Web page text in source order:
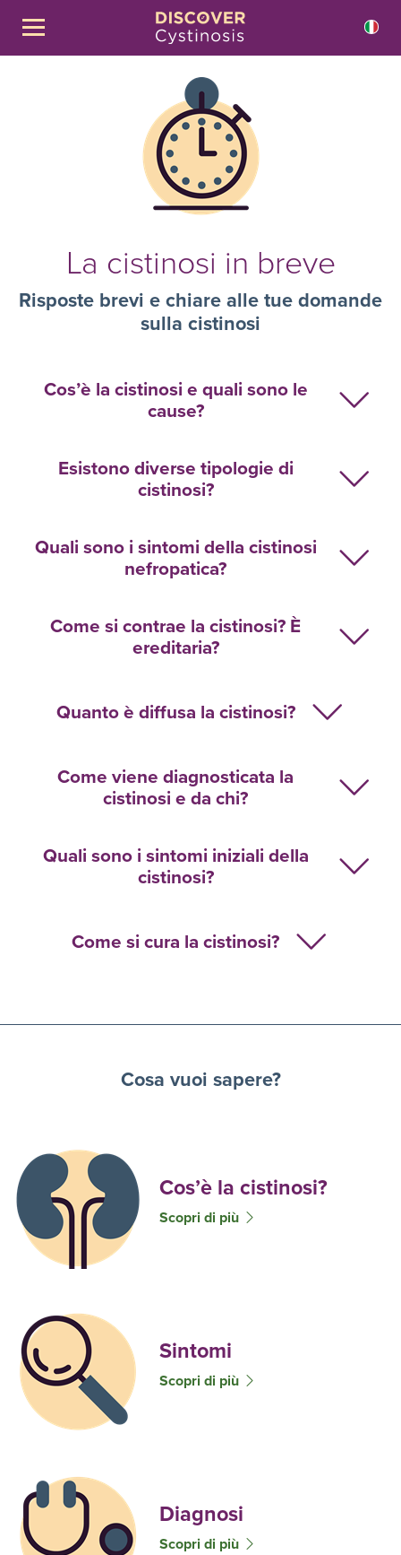
La cistinosi in breve
Risposte brevi e chiare alle tue domande
sulla cistinosi
Cos’è la cistinosi e quali sono le
cause?
Esistono diverse tipologie di
cistinosi?
Quali sono i sintomi della cistinosi
nefropatica?
Come si contrae la cistinosi? È
ereditaria?
Quanto è diffusa la cistinosi?
Come viene diagnosticata la
cistinosi e da chi?
Quali sono i sintomi iniziali della
cistinosi?
Come si cura la cistinosi?
Cosa vuoi sapere?
Cos’è la cistinosi?
Scopri di più
Sintomi
Scopri di più
Diagnosi
Scopri di più